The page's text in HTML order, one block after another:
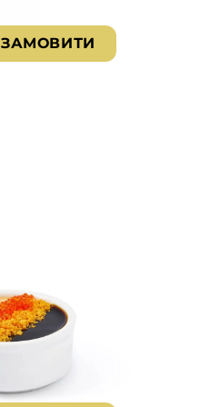
ЗАМОВИТИ